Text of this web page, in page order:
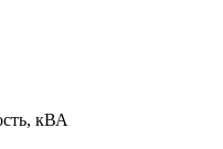
кВА